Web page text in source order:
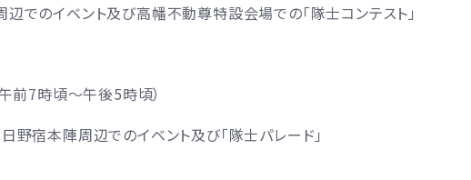
辺でのイベント及び高幡不動尊特設会場での「隊士コンテスト」
前7時頃～午後5時頃）
日野宿本陣周辺でのイベント及び「隊士パレード」